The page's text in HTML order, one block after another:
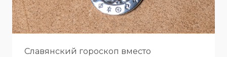
Славянский гороскоп вместо